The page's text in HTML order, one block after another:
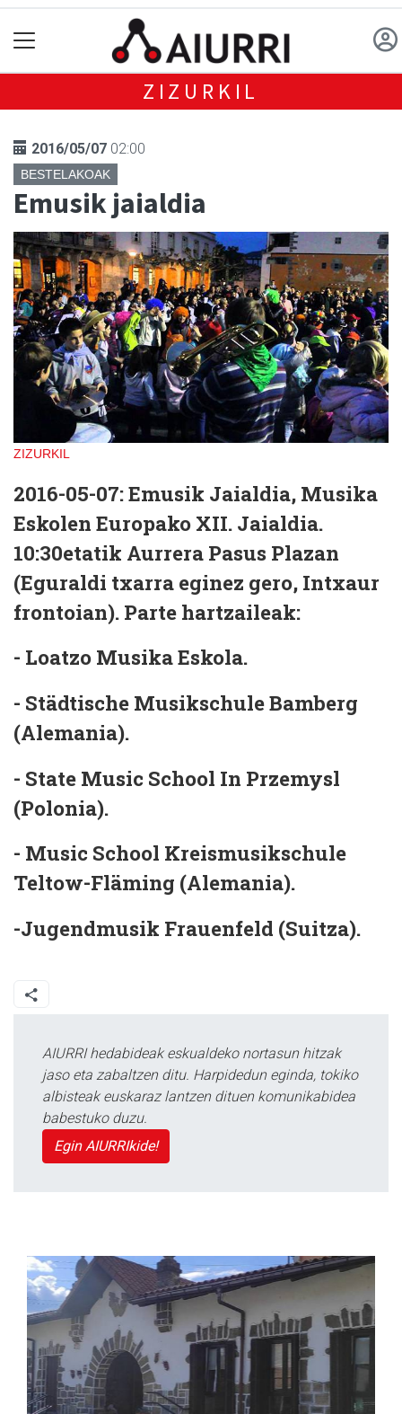
ZIZURKIL
2016/05/07 02:00
BESTELAKOAK
Emusik jaialdia
ZIZURKIL
2016-05-07:Emusik Jaialdia, Musika
Eskolen Europako XII. Jaialdia.
10:30etatik Aurrera Pasus Plazan
(Eguraldi txarra eginez gero, Intxaur
frontoian). Parte hartzaileak:
- Loatzo Musika Eskola.
- Städtische Musikschule Bamberg
(Alemania).
- State Music School In Przemysl
(Polonia).
- Music School Kreismusikschule
Teltow-Fläming (Alemania).
-Jugendmusik Frauenfeld (Suitza).
AIURRI hedabideak eskualdeko nortasun hitzak
jaso eta zabaltzen ditu. Harpidedun eginda, tokiko
albisteak euskaraz lantzen dituen komunikabidea
babestuko duzu.
Egin AIURRIkide!